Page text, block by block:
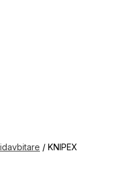
/ KNIPEX